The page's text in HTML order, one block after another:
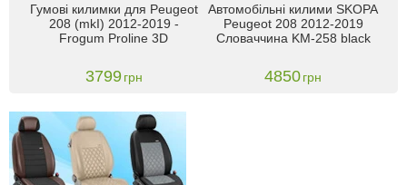
Гумові килимки для Peugeot
208 (mkI) 2012-2019 -
Frogum Proline 3D
3799 грн
Автомобільні килими SKOPA
Peugeot 208 2012-2019
Словаччина KM-258 black
4850грн